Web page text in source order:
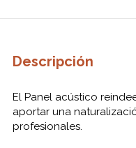
Descripción
El Panel acústico
aportar una
profesionales.